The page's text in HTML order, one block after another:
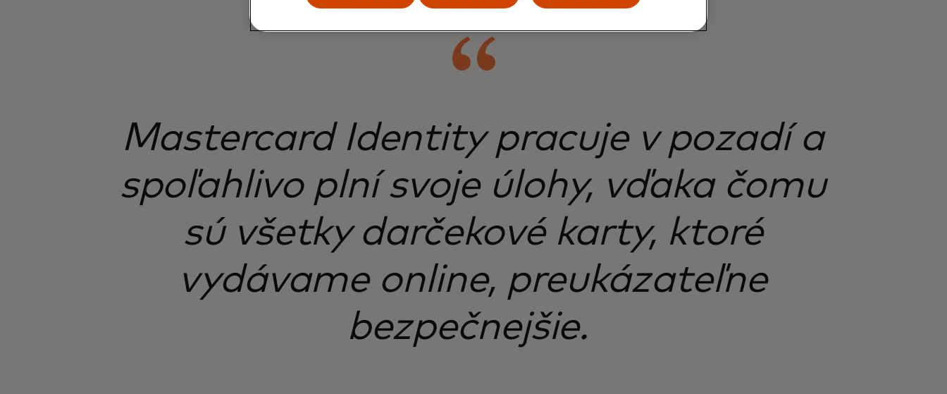
Mastercard Identity pracuje v pozadí a
spoľahlivo plní svoje úlohy, vďaka čomu
sú všetky darčekové karty, ktoré
vydávame online, preukázateľne
bezpečnejšie.